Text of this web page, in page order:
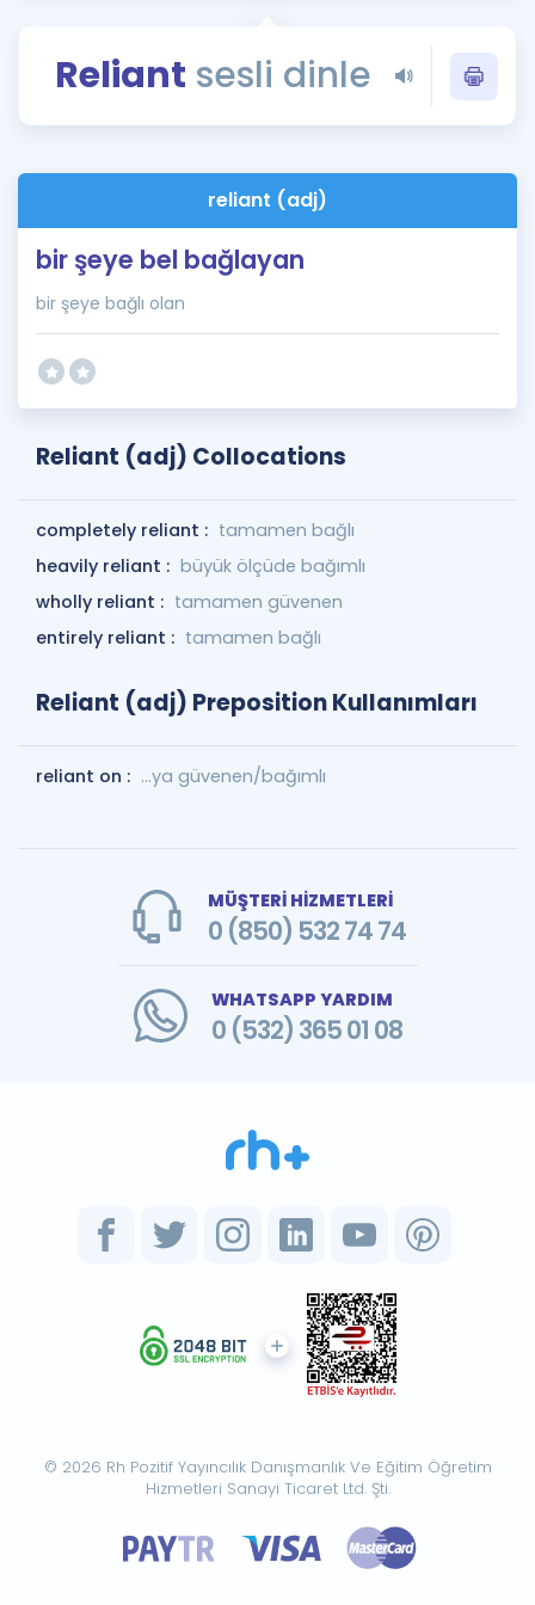
Rehberlik Aracı
ÖSYM Sınav Takvimi
Kampanyalar
Blog
Reliant sesli dinle
reliant (adj)
bir şeye bel bağlayan
bir şeye bağlı olan
Reliant (adj) Collocations
completely reliant : tamamen bağlı
heavily reliant : büyük ölçüde bağımlı
wholly reliant : tamamen güvenen
entirely reliant : tamamen bağlı
Reliant (adj) Preposition Kullanımları
reliant on : …ya güvenen/bağımlı
MÜŞTERİ HİZMETLERİ
0 (850) 532 74 74
WHATSAPP YARDIM
0 (532) 365 01 08
© 2026 Rh Pozitif Yayıncılık Danışmanlık Ve Eğitim Öğretim
Hizmetleri Sanayi Ticaret Ltd. Şti.